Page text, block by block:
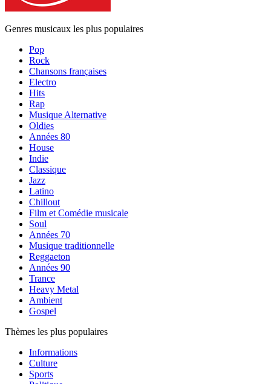
Genres musicaux les plus populaires
Pop
Rock
Chansons françaises
Electro
Hits
Rap
Musique Alternative
Oldies
Années 80
House
Indie
Classique
Jazz
Latino
Chillout
Film et Comédie musicale
Soul
Années 70
Musique traditionnelle
Reggaeton
Années 90
Trance
Heavy Metal
Ambient
Gospel
Thèmes les plus populaires
Informations
Culture
Sports